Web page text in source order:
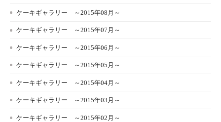
ケーキギャラリー ～2015年08月～
ケーキギャラリー ～2015年07月～
ケーキギャラリー ～2015年06月～
ケーキギャラリー ～2015年05月～
ケーキギャラリー ～2015年04月～
ケーキギャラリー ～2015年03月～
ケーキギャラリー ～2015年02月～